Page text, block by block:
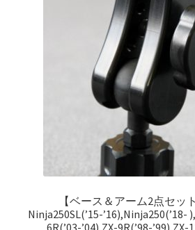
【ベース＆アーム2点セッ
Ninja250SL(’15-’16),Ninja250(’18-